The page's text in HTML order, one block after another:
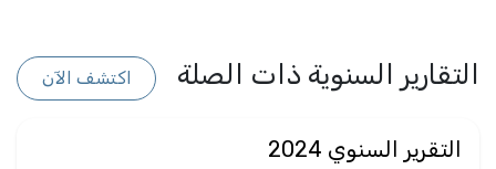
التقارير السنوية ذات الصلة اكتشف الآن
التقرير السنوي 2024